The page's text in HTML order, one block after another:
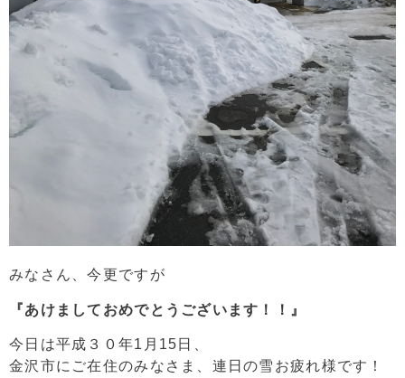
みなさん、今更ですが
『あけましておめでとうございます！！』
今日は平成３０年1月15日、
金沢市にご在住のみなさま、連日の雪お疲れ様です！